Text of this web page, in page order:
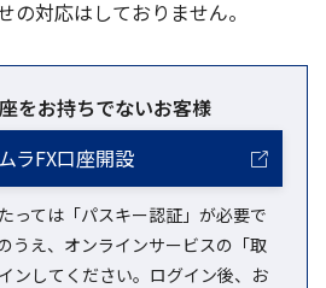
の対応はしておりません。
をお持ちでないお客様
ラFX口座開設
っては「パスキー認証」が必要で
うえ、オンラインサービスの「取
ンしてください。ログイン後、お